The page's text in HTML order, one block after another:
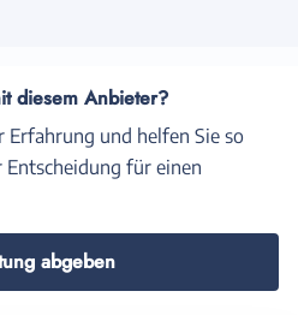
diesem Anbieter?
Erfahrung und helfen Sie so
Entscheidung für einen
abgeben